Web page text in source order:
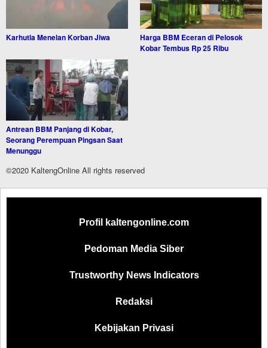
Karhutla Menelan Korban Jiwa
Harga BBM Eceran di Pelosok
Kobar Tembus Rp 25 Ribu
Antrean BBM Panjang di Kobar,
Seorang Perempuan Pingsan Saat
Menunggu
©2020 KaltengOnline All rights reserved
Profil kaltengonline.com
Pedoman Media Siber
Trustworthy News Indicators
Redaksi
Kebijakan Privasi